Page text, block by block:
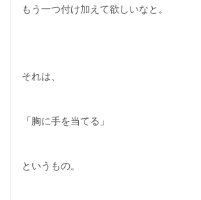
もう一つ付け加えて欲しいなと。
それは、
「胸に手を当てる」
というもの。